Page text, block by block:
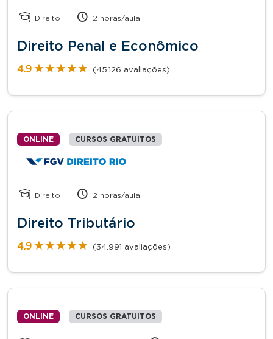
Direito 2 horas/aula
Direito Penal e Econômico
4.9 ★★★★★
★★★★★ (45.126 avaliações)
ONLINE CURSOS GRATUITOS
Direito 2 horas/aula
Direito Tributário
4.9 ★★★★★
★★★★★ (34.991 avaliações)
ONLINE CURSOS GRATUITOS